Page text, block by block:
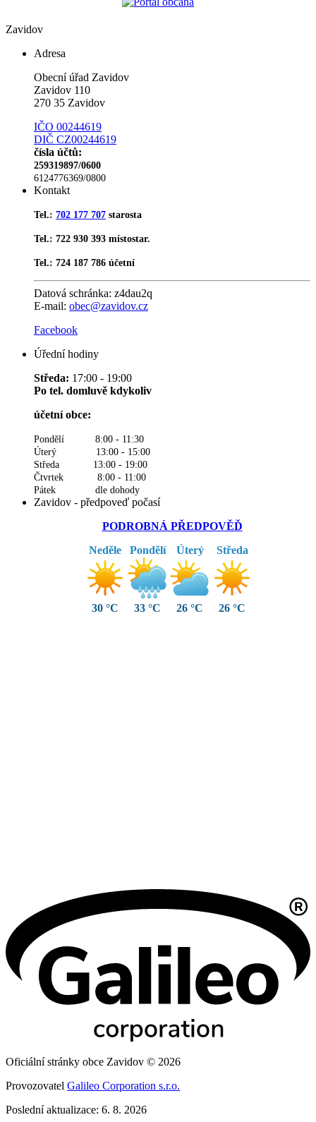
Zavidov
Adresa
Obecní úřad Zavidov
Zavidov 110
270 35 Zavidov
IČO 00244619
DIČ CZ00244619
čísla účtů:
259319897/0600
6124776369/0800
Kontakt
Tel.: 702 177 707 starosta
Tel.: 722 930 393 místostar.
Tel.: 724 187 786 účetní
Datová schránka: z4dau2q
E-mail: obec@zavidov.cz
Facebook
Úřední hodiny
Středa: 17:00 - 19:00
Po tel. domluvě kdykoliv
účetní obce:
Pondělí 8:00 - 11:30
Úterý 13:00 - 15:00
Středa 13:00 - 19:00
Čtvrtek 8:00 - 11:00
Pátek dle dohody
Zavidov - předpoveď počasí
PODROBNÁ PŘEDPOVĚĎ
Neděle
30 °C
Pondělí
33 °C
Úterý
26 °C
Středa
26 °C
Oficiální stránky obce Zavidov © 2026
Provozovatel Galileo Corporation s.r.o.
Poslední aktualizace: 6. 8. 2026